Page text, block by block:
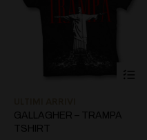
GALLAGHER – TRAMPA
TSHIRT